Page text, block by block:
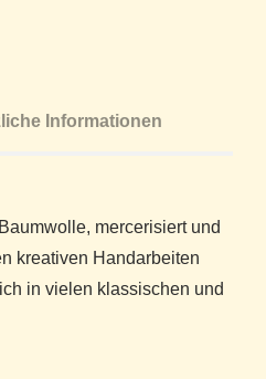
Informationen
mercerisiert und
kreativen Handarbeiten
in vielen klassischen und